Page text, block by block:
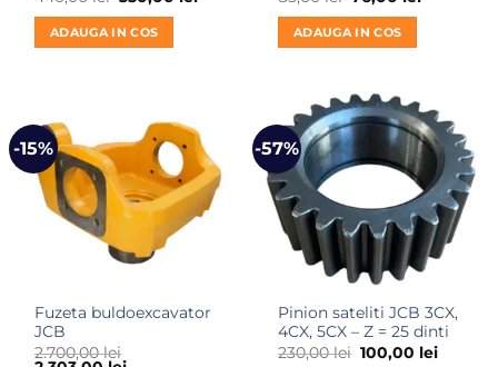
inițial
a
fost:
440,00 lei.
ADAUGA IN COS
inițial
a
fost:
85,00 lei.
ADAUGA IN COS
-15%
Fuzeta buldoexcavator
JCB
2.700,00lei
-57%
Pinion sateliti JCB 3CX,
4CX, 5CX – Z = 25 dinti
230,00lei Prețul
100,00 leiPrețul